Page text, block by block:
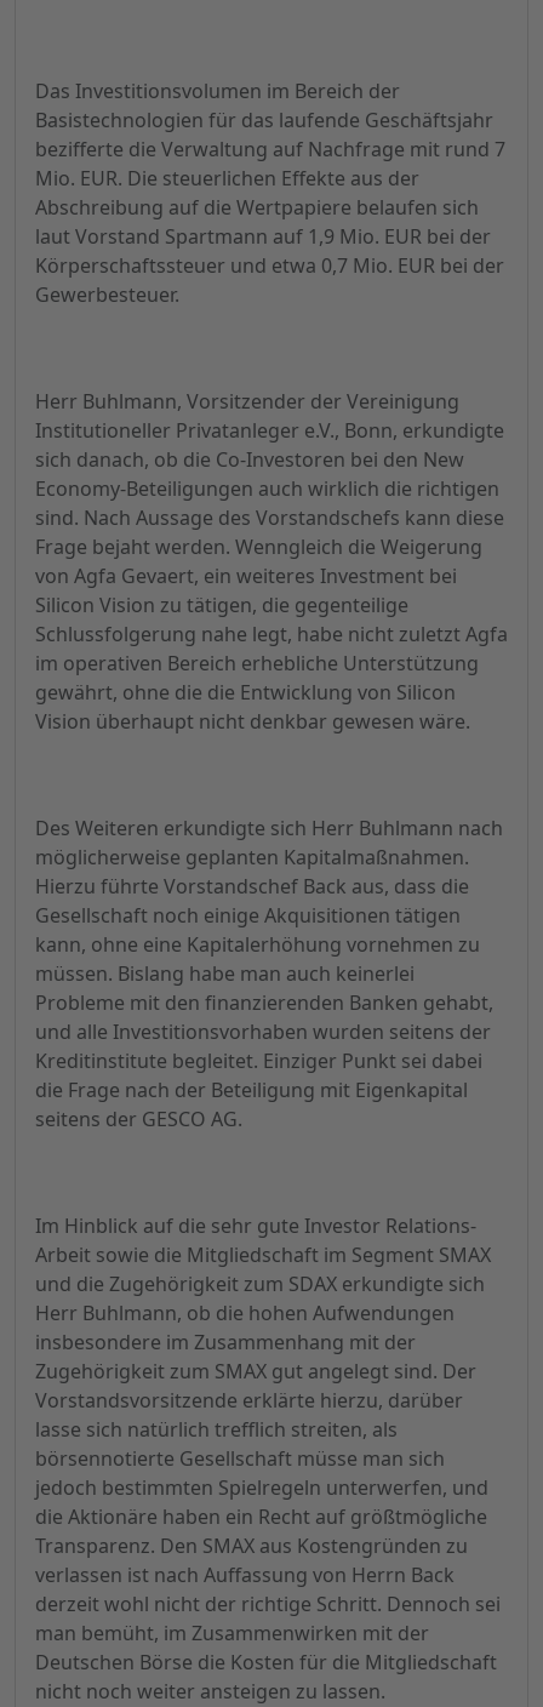
Das Investitionsvolumen im Bereich der
Basistechnologien für das laufende Geschäftsjahr
bezifferte die Verwaltung auf Nachfrage mit rund 7
Mio. EUR. Die steuerlichen Effekte aus der
Abschreibung auf die Wertpapiere belaufen sich
laut Vorstand Spartmann auf 1,9 Mio. EUR bei der
Körperschaftssteuer und etwa 0,7 Mio. EUR bei der
Gewerbesteuer.
Herr Buhlmann, Vorsitzender der Vereinigung
Institutioneller Privatanleger e.V., Bonn, erkundigte
sich danach, ob die Co-Investoren bei den New
Economy-Beteiligungen auch wirklich die richtigen
sind. Nach Aussage des Vorstandschefs kann diese
Frage bejaht werden. Wenngleich die Weigerung
von Agfa Gevaert, ein weiteres Investment bei
Silicon Vision zu tätigen, die gegenteilige
Schlussfolgerung nahe legt, habe nicht zuletzt Agfa
im operativen Bereich erhebliche Unterstützung
gewährt, ohne die die Entwicklung von Silicon
Vision überhaupt nicht denkbar gewesen wäre.
Des Weiteren erkundigte sich Herr Buhlmann nach
möglicherweise geplanten Kapitalmaßnahmen.
Hierzu führte Vorstandschef Back aus, dass die
Gesellschaft noch einige Akquisitionen tätigen
kann, ohne eine Kapitalerhöhung vornehmen zu
müssen. Bislang habe man auch keinerlei
Probleme mit den finanzierenden Banken gehabt,
und alle Investitionsvorhaben wurden seitens der
Kreditinstitute begleitet. Einziger Punkt sei dabei
die Frage nach der Beteiligung mit Eigenkapital
seitens der GESCO AG.
Im Hinblick auf die sehr gute Investor Relations-
Arbeit sowie die Mitgliedschaft im Segment SMAX
und die Zugehörigkeit zum SDAX erkundigte sich
Herr Buhlmann, ob die hohen Aufwendungen
insbesondere im Zusammenhang mit der
Zugehörigkeit zum SMAX gut angelegt sind. Der
Vorstandsvorsitzende erklärte hierzu, darüber
lasse sich natürlich trefflich streiten, als
börsennotierte Gesellschaft müsse man sich
jedoch bestimmten Spielregeln unterwerfen, und
die Aktionäre haben ein Recht auf größtmögliche
Transparenz. Den SMAX aus Kostengründen zu
verlassen ist nach Auffassung von Herrn Back
derzeit wohl nicht der richtige Schritt. Dennoch sei
man bemüht, im Zusammenwirken mit der
Deutschen Börse die Kosten für die Mitgliedschaft
nicht noch weiter ansteigen zu lassen.